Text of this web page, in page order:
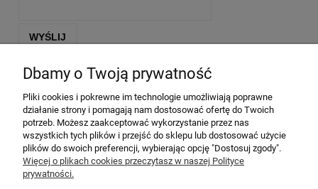
WYŚLIJ
Informacje
Moje konto
Dbamy o Twoją prywatność
Pliki cookies i pokrewne im technologie umożliwiają poprawne
działanie strony i pomagają nam dostosować ofertę do Twoich
potrzeb. Możesz zaakceptować wykorzystanie przez nas
wszystkich tych plików i przejść do sklepu lub dostosować użycie
plików do swoich preferencji, wybierając opcję "Dostosuj zgody".
Więcej o plikach cookies przeczytasz w naszej Polityce
prywatności.